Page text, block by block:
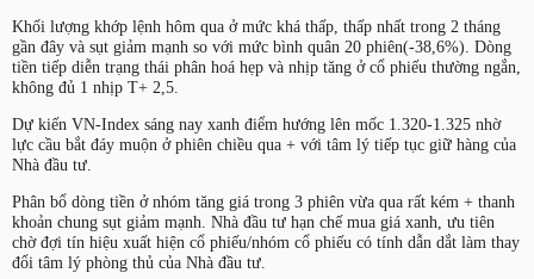
Khối lượng khớp lệnh hôm qua ở mức khá thấp, thấp nhất trong 2 tháng
gần đây và sụt giảm mạnh so với mức bình quân 20 phiên(-38,6%). Dòng
tiền tiếp diễn trạng thái phân hoá hẹp và nhịp tăng ở cổ phiếu thường ngắn,
không đủ 1 nhịp T+ 2,5.
Dự kiến VN-Index sáng nay xanh điểm hướng lên mốc 1.320-1.325 nhờ
lực cầu bắt đáy muộn ở phiên chiều qua + với tâm lý tiếp tục giữ hàng của
Nhà đầu tư.
Phân bổ dòng tiền ở nhóm tăng giá trong 3 phiên vừa qua rất kém + thanh
khoản chung sụt giảm mạnh. Nhà đầu tư hạn chế mua giá xanh, ưu tiên
chờ đợi tín hiệu xuất hiện cổ phiếu/nhóm cổ phiếu có tính dẫn dắt làm thay
đổi tâm lý phòng thủ của Nhà đầu tư.